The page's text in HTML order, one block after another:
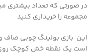
در صورتی که تعداد بیشتری
مجموعه را خریداری کنید
این بازی بولینگ چوبی صاف
است یک نقطه خش کوچک روی